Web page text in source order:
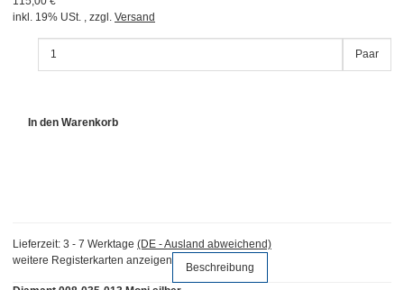
inkl. 19% USt. , zzgl. Versand
Paar
In den Warenkorb
Lieferzeit: 3 - 7 Werktage (DE - Ausland abweichend)
weitere Registerkarten anzeigen
Beschreibung